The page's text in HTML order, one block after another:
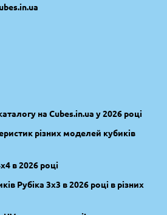
на Cubes.in.ua у 2026 році
різних моделей кубиків
в 2026 році
Рубіка 3х3 в 2026 році в різних